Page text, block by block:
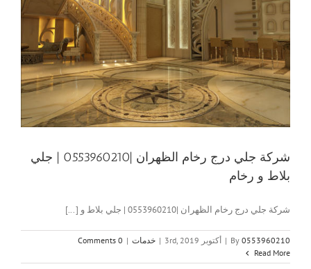
شركة جلي درج رخام الظهران |0553960210 | جلي
بلاط و رخام
شركة جلي درج رخام الظهران |0553960210 | جلي بلاط و [...]
By 0553960210
| أكتوبر 3rd, 2019 | خدمات |
0 Comments
Read More